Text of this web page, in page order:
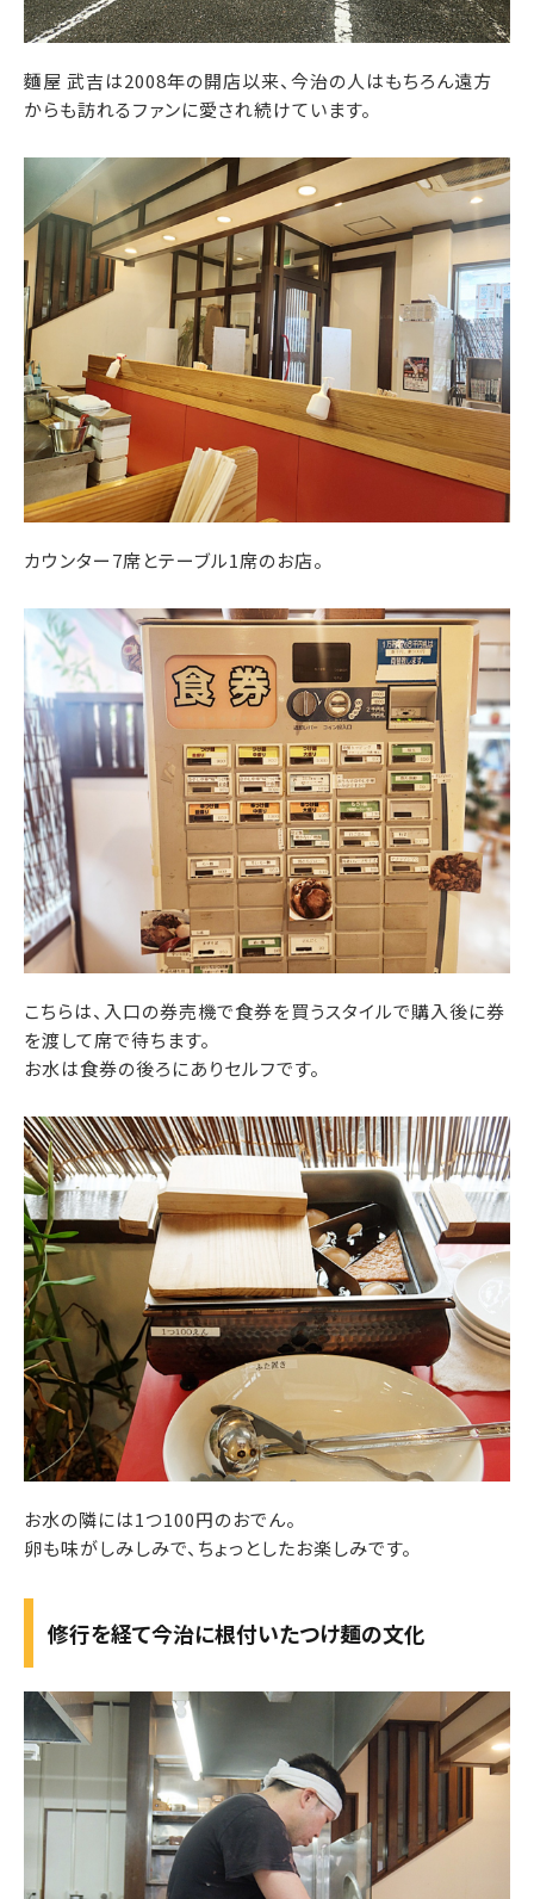
麵屋 武吉は2008年の開店以来、今治の人はもちろん遠方
からも訪れるファンに愛され続けています。
カウンター7席とテーブル1席のお店。
こちらは、入口の券売機で食券を買うスタイルで購入後に券
を渡して席で待ちます。
お水は食券の後ろにありセルフです。
お水の隣には1つ100円のおでん。
卵も味がしみしみで、ちょっとしたお楽しみです。
修行を経て今治に根付いたつけ麺の文化